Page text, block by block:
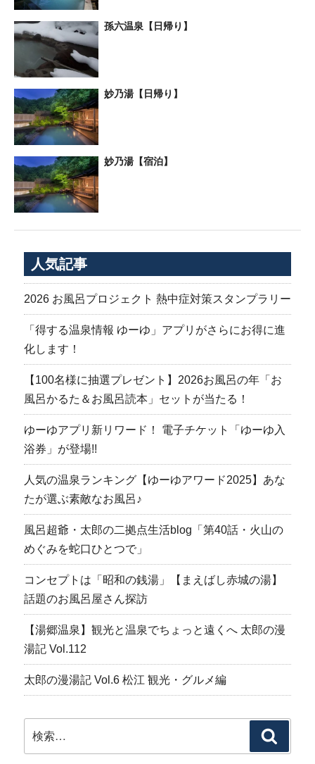
孫六温泉【日帰り】
妙乃湯【日帰り】
妙乃湯【宿泊】
人気記事
2026 お風呂プロジェクト 熱中症対策スタンプラリー
「得する温泉情報 ゆーゆ」アプリがさらにお得に進
化します！
【100名様に抽選プレゼント】2026お風呂の年「お
風呂かるた＆お風呂読本」セットが当たる！
ゆーゆアプリ新リワード！ 電子チケット「ゆーゆ入
浴券」が登場!!
人気の温泉ランキング【ゆーゆアワード2025】あな
たが選ぶ素敵なお風呂♪
風呂超爺・太郎の二拠点生活blog「第40話・火山の
めぐみを蛇口ひとつで」
コンセプトは「昭和の銭湯」【まえばし赤城の湯】
話題のお風呂屋さん探訪
【湯郷温泉】観光と温泉でちょっと遠くへ 太郎の漫
湯記 Vol.112
太郎の漫湯記 Vol.6 松江 観光・グルメ編
索